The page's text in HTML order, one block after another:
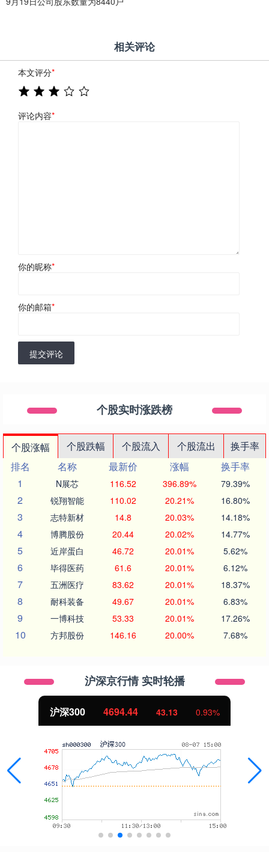
相关评论
本文评分*
评论内容*
你的昵称*
你的邮箱*
提交评论
个股实时涨跌榜
个股涨幅 个股跌幅 个股流入 个股流出
换手率
排名
名称 最新价 涨幅
换手率
1
N展芯 116.52 396.89% 79.39%
2 锐翔智能 110.02 20.21% 16.80%
3 志特新材 14.8 20.03% 14.18%
4 博腾股份 20.44 20.02% 14.77%
5 近岸蛋白 46.72 20.01% 5.62%
6 毕得医药 61.6 20.01% 6.12%
7 五洲医疗 83.62 20.01% 18.37%
8 耐科装备 49.67 20.01% 6.83%
9 一博科技 53.33 20.01% 17.26%
10 方邦股份 146.16 20.00% 7.68%
沪深京行情 实时轮播
沪深300 4694.44 43.13 0.93%